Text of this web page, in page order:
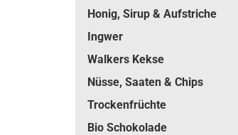
Honig, Sirup & Aufstriche
Ingwer
Walkers Kekse
Nüsse, Saaten & Chips
Trockenfrüchte
Bio Schokolade